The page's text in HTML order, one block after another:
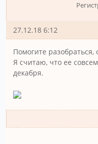
27.12.18 6:12
Помогите
Я считаю, что ее
декабря.